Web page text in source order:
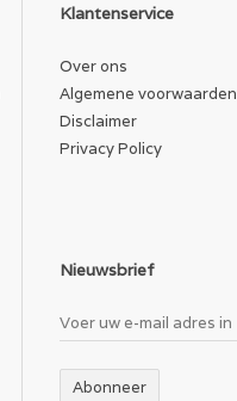
Klantenservice
Over ons
Algemene voorwaarden
Disclaimer
Privacy Policy
Nieuwsbrief
Abonneer